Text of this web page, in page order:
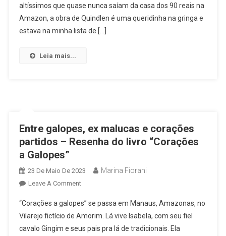
Para
Você
Ler
Do
Amor”,
Kelly
altíssimos que quase nunca saíam da casa dos 90 reais na
Amazon, a obra de Quindlen é uma queridinha na gringa e
estava na minha lista de […]
Leia mais...
Entre galopes, ex malucas e corações
partidos – Resenha do livro “Corações
a Galopes”
23 De Maio De 2023 Marina Fiorani
Leave A CommentOn
Galopes,
Ex
Malucas
“Corações a galopes” se passa em Manaus, Amazonas, no
Vilarejo fictício de Amorim. Lá vive Isabela, com seu fiel
cavalo Gingim e seus pais pra lá de tradicionais. Ela